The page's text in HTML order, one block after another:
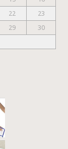
22
23
29
30